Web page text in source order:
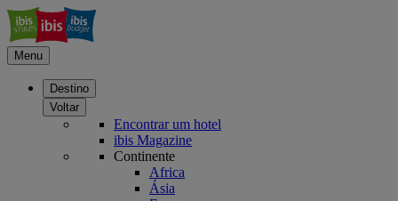
Menu
Destino
Voltar
Encontrar um hotel
ibis Magazine
Continente
Africa
Ásia